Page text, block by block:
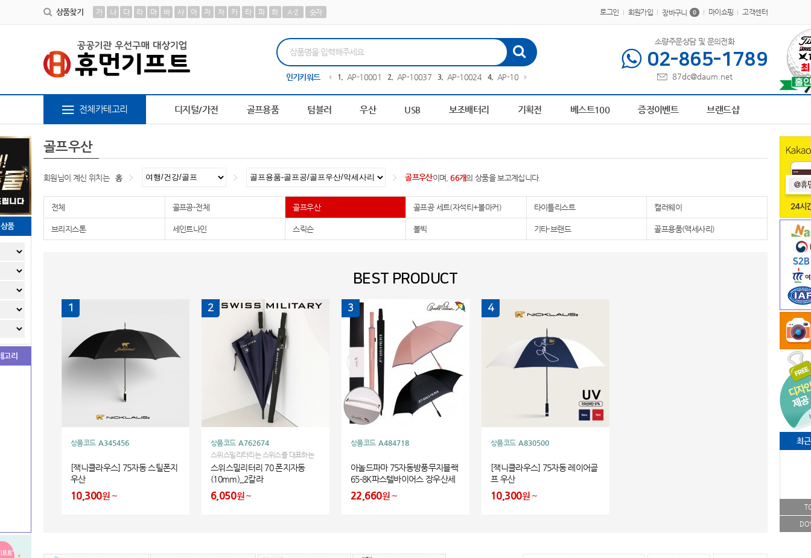
상품찾기 가 나 다 라 마 바 사 아 자 차 카 타 파 하 A-Z 숫자 로그인 회원가입 장바구니 0 마이쇼핑 고객센터
인기키워드
6 AP-100441 7 브론즈하우스10 AP-100560 1 AP-100013 2 AP-100378 3 AP-100242 4 AP-100267 AP-100179 8 AP-100617 10
소량주문상담 및 문의전화
02-865-1789
87dc@daum.net
전체카테고리 디지털/가전 골프용품 텀블러 우산 USB 보조배터리 기획전 베스트100 증정이벤트 브랜드샵
품
고리
최
골프우산
회원님이 계신 위치는 홈 골프우산이며,66개의 상품을 보고계십니다.
전체 골프공-전체 골프우산 골프공 세트(자석티+볼마커) 타이틀리스트 캘러웨이
브리지스톤 세인트나인 스릭슨 볼빅 기타-브랜드 골프용품(액세사리)
BEST PRODUCT
1
상품코드 A345456
[잭니클라우스] 75자동 스틸폰지
우산
10,300원
2
상품코드 A762674
스위스밀리터리는 스위스를 대표하는
명품 BOGLIE 가의 세계적인 브랜드입
니다
스위스밀리터리 70 폰지자동
(10mm)_2칼라
6,050원
3
상품코드 A484718
아놀드파마 75자동방풍무지블랙
65-8K파스텔바이어스 장우산세
트
22,660원
4
상품코드 A830500
[잭니클라우스] 75자동 레이어골
프 우산
10,300원